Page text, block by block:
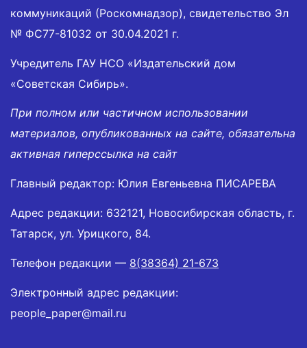
коммуникаций (Роскомнадзор), свидетельство Эл
№ ФС77-81032 от 30.04.2021 г.
Учредитель ГАУ НСО «Издательский дом
«Советская Сибирь».
При полном или частичном использовании
материалов, опубликованных на сайте, обязательна
активная гиперссылка на сайт
Главный редактор: Юлия Евгеньевна ПИСАРЕВА
Адрес редакции: 632121, Новосибирская область, г.
Татарск, ул. Урицкого, 84.
Телефон редакции — 8(38364) 21-673
Электронный адрес редакции:
people_paper@mail.ru